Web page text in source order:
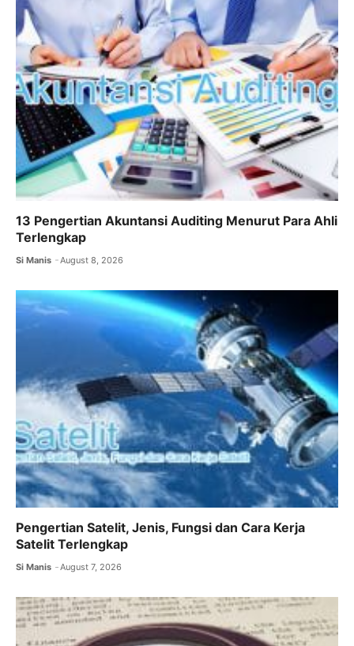
13 Pengertian Akuntansi Auditing Menurut Para Ahli
Terlengkap
Si Manis August 8, 2026
Pengertian Satelit, Jenis, Fungsi dan Cara Kerja
Satelit Terlengkap
Si Manis August 7, 2026